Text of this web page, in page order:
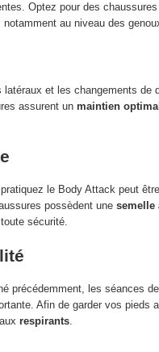
Optez pour des
au niveau des
latéraux et les changements
assurent un maintien optimal
le Body Attack peut
possèdent une semelle
sécurité.
précédemment, les séances
Afin de garder vos
respirants.